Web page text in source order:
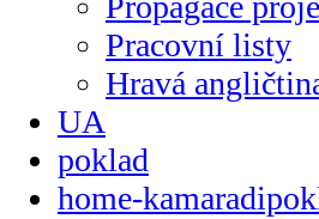
Pracovní listy
Hravá
UA
poklad
home-